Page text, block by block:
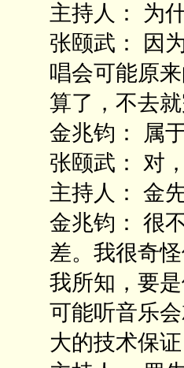
主持人： 为
张颐武： 因
唱会可能原
算了，不去
金兆钧： 属
张颐武： 对
主持人： 金
金兆钧： 很
差。我很奇
我所知，要
可能听音乐
大的技术保